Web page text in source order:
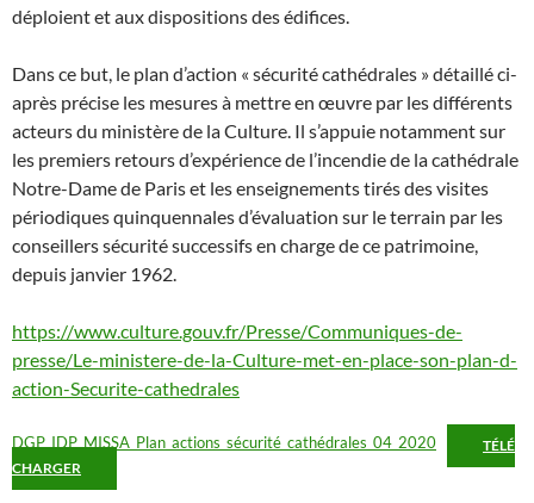
déploient et aux dispositions des édifices.
Dans ce but, le plan d’action « sécurité cathédrales » détaillé ci-
après précise les mesures à mettre en œuvre par les différents
acteurs du ministère de la Culture. Il s’appuie notamment sur
les premiers retours d’expérience de l’incendie de la cathédrale
Notre-Dame de Paris et les enseignements tirés des visites
périodiques quinquennales d’évaluation sur le terrain par les
conseillers sécurité successifs en charge de ce patrimoine,
depuis janvier 1962.
https://www.culture.gouv.fr/Presse/Communiques-de-
presse/Le-ministere-de-la-Culture-met-en-place-son-plan-d-
action-Securite-cathedrales
DGP_IDP_MISSA_Plan_actions_sécurité_cathédrales_04_2020
TÉLÉ
CHARGER